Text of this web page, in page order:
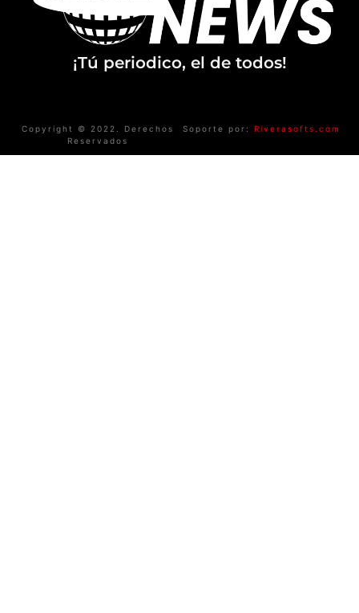
¡Tú periodico, el de todos!
Copyright © 2022. Derechos
Reservados
Soporte por: Riverasofts.com